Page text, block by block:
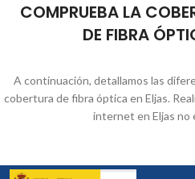
COMPRUEBA LA
DE FIBRA
A continuación, detallamos las
cobertura de fibra óptica en Eljas.
internet en Eljas no